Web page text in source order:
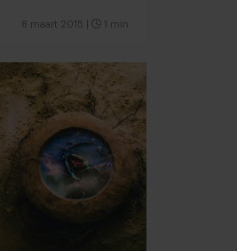
8 maart 2015 1 min